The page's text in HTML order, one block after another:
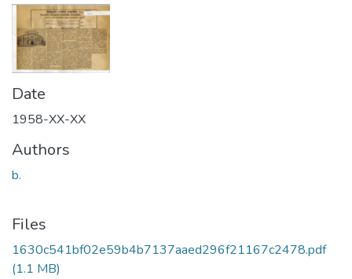
Date
1958-XX-XX
Authors
b.
Files
1630c541bf02e59b4b7137aaed296f21167c2478.pdf
(1.1 MB)